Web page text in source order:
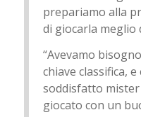
prepariamo alla
di giocarla meglio
“Avevamo
chiave classifica,
soddisfatto mister
giocato con un